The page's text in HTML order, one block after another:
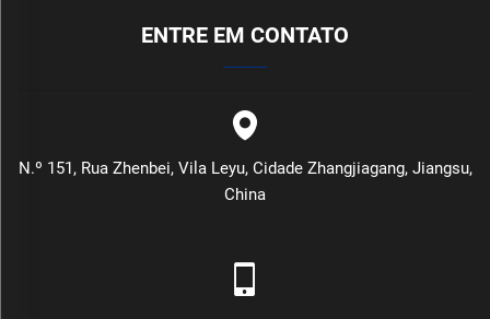
ENTRE EM CONTATO
N.º 151, Rua Zhenbei, Vila Leyu, Cidade Zhangjiagang, Jiangsu,
China